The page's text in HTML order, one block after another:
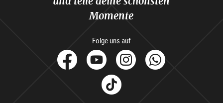
Momente
Folge uns auf
facebook
YoutubeInstagram
Tik